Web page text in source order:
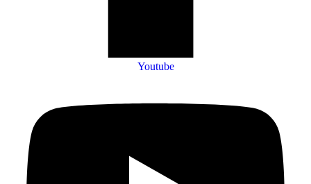
Youtube